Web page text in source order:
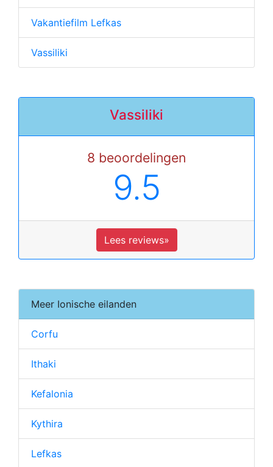
Vakantiefilm Lefkas
Vassiliki
Vassiliki
8 beoordelingen
9.5
Lees reviews»
Meer Ionische eilanden
Corfu
Ithaki
Kefalonia
Kythira
Lefkas